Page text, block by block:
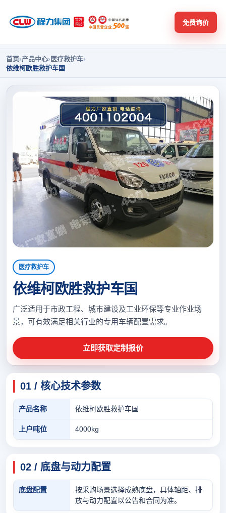
免费询价
首页›产品中心›医疗救护车›
依维柯欧胜救护车国
医疗救护车
依维柯欧胜救护车国
广泛适用于市政工程、城市建设及工业环保等专业作业场
景，可有效满足相关行业的专用车辆配置需求。
立即获取定制报价
01 / 核心技术参数
产品名称 依维柯欧胜救护车国
上户吨位 4000kg
02 / 底盘与动力配置
底盘配置
按采购场景选择成熟底盘，具体轴距、排
放与动力配置以公告和合同为准。